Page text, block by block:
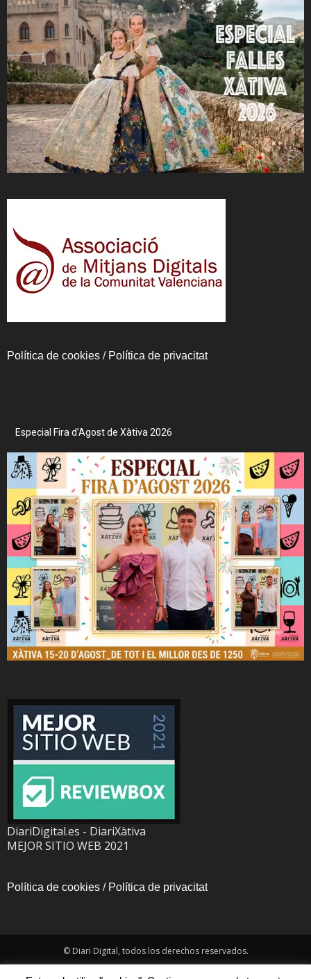
Política de cookies / Política de privacitat
Especial Fira d’Agost de Xàtiva 2026
DiariDigital.es - DiariXàtiva
MEJOR SITIO WEB 2021
Política de cookies / Política de privacitat
© Diari Digital, todos los derechos reservados.